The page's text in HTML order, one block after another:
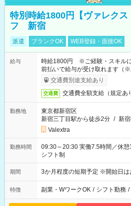
特別時給1800円【ヴァレクス
フ 新宿
派遣 ブランクOK WEB登録・面接OK
給与
時給1800円 ※ご経験・スキル
前払いで給与が受け取れます（※
交通費別途支給あり
交通費 交通費全額支給（規定あ
勤務地
東京都新宿区
新宿三丁目駅から徒歩2分 / 新
Valextra
勤務時間
09:30～20:30 実働7.5時間／休憩1.5時間 営業時間に合わせた
シフト制
期間 3か月程度の短期予定 ※開始日は
特徴 副業・WワークOK / シフト勤務 /